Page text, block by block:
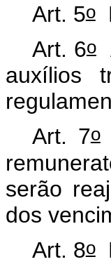
Art. 5o
Art. 6o
auxílios
Art. 7o
serão
dos
Art. 8o